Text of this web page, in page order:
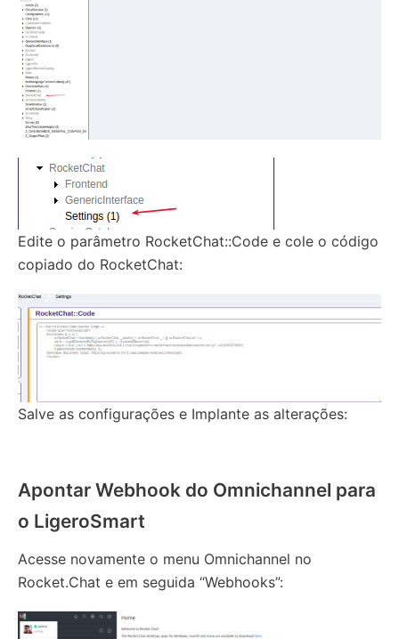
Edite o parâmetro RocketChat::Code e cole o código
copiado do RocketChat:
Salve as configurações e Implante as alterações:
Apontar Webhook do Omnichannel para
o LigeroSmart
Acesse novamente o menu Omnichannel no
Rocket.Chat e em seguida “Webhooks”: